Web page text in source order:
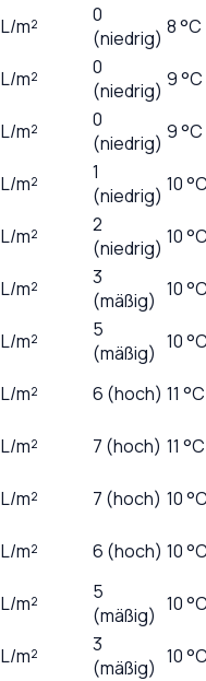
L/m²
0
(niedrig) 8 °C
L/m²
0
(niedrig) 9 °C
L/m²
0
(niedrig) 9 °C
L/m²
1
(niedrig) 10
L/m²
2
(niedrig) 10
L/m²
3
(mäßig) 10
L/m²
5
(mäßig) 10
L/m² 6 (hoch) 11 °C
L/m² 7 (hoch) 11 °C
L/m² 7 (hoch) 10
L/m² 6 (hoch) 10
L/m²
5
(mäßig) 10
L/m²
3
(mäßig) 10